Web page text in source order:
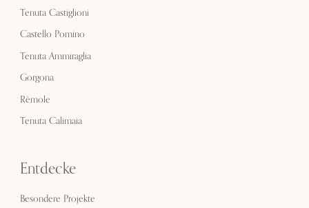
Tenuta Castiglioni
Castello Pomino
Tenuta Ammiraglia
Gorgona
Rèmole
Tenuta Calimaia
Entdecke
Besondere Projekte